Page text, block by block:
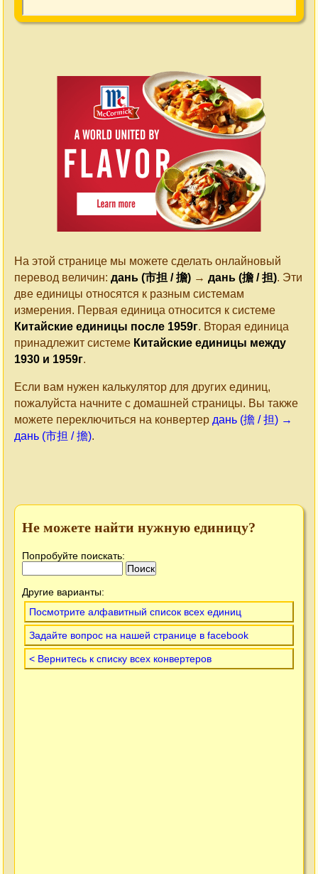
На этой странице мы можете сделать онлайновый
перевод величин: дань (市担 / 擔) → дань (擔 / 担). Эти
две единицы относятся к разным системам
измерения. Первая единица относится к системе
Китайские единицы после 1959г. Вторая единица
принадлежит системе Китайские единицы между
1930 и 1959г.
Если вам нужен калькулятор для других единиц,
пожалуйста начните с домашней страницы. Вы также
можете переключиться на конвертер дань (擔 / 担) →
дань (市担 / 擔).
Не можете найти нужную единицу?
Попробуйте поискать:
Другие варианты:
Посмотрите алфавитный список всех единиц
Задайте вопрос на нашей странице в facebook
< Вернитесь к списку всех конвертеров